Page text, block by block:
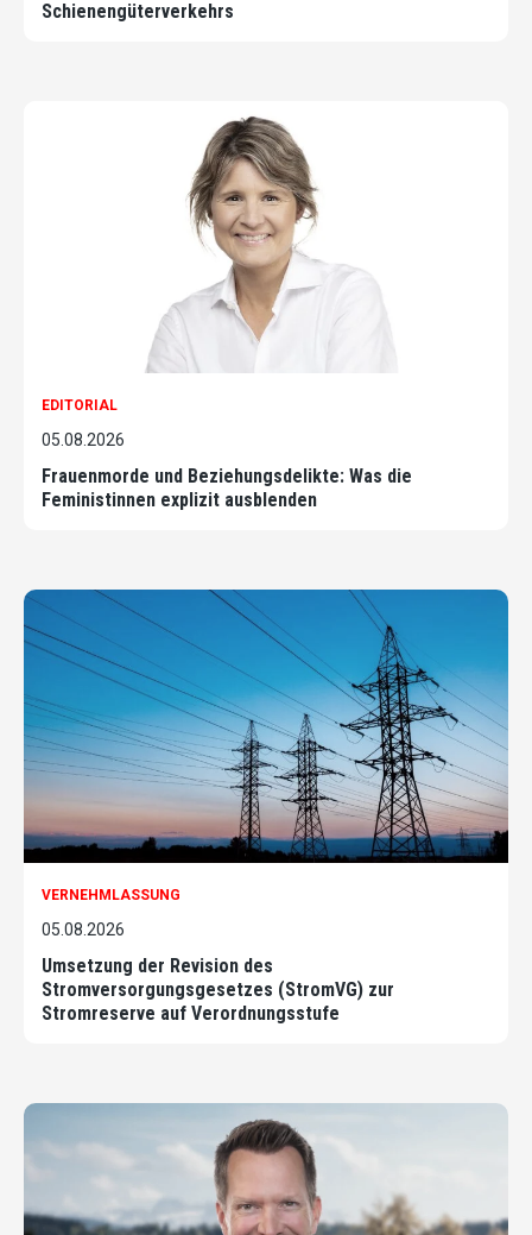
Schienengüterverkehrs
EDITORIAL
05.08.2026
Frauenmorde und Beziehungsdelikte: Was die
Feministinnen explizit ausblenden
VERNEHMLASSUNG
05.08.2026
Umsetzung der Revision des
Stromversorgungsgesetzes (StromVG) zur
Stromreserve auf Verordnungsstufe